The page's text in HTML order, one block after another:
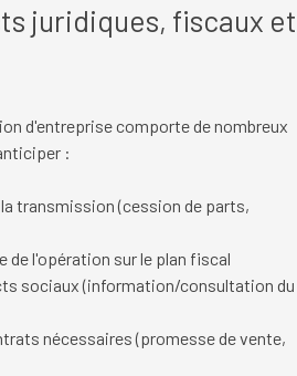
juridiques, fiscaux et
d'entreprise comporte de nombreux
:
transmission (cession de parts,
l'opération sur le plan fiscal
sociaux (information/consultation du
nécessaires (promesse de vente,